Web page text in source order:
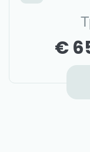
€